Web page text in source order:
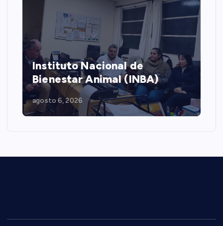
Instituto Nacional de
Bienestar Animal (INBA)
agosto 6, 2026